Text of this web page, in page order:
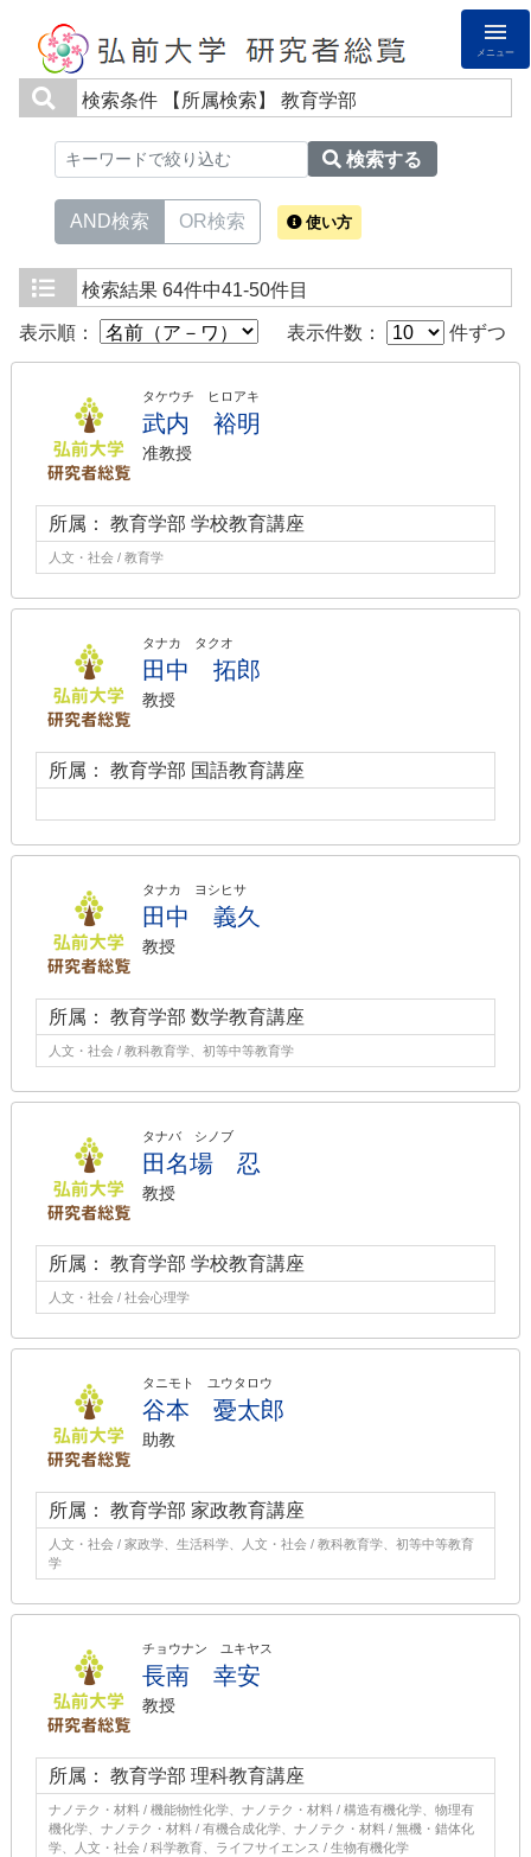
メニュー
検索条件 【所属検索】 教育学部
検索する
AND検索 OR検索 使い方
検索結果 64件中41-50件目
表示順： 表示件数： 件ずつ
タケウチ ヒロアキ
武内 裕明
准教授
所属： 教育学部 学校教育講座
人文・社会 / 教育学
タナカ タクオ
田中 拓郎
教授
所属： 教育学部 国語教育講座
タナカ ヨシヒサ
田中 義久
教授
所属： 教育学部 数学教育講座
人文・社会 / 教科教育学、初等中等教育学
タナバ シノブ
田名場 忍
教授
所属： 教育学部 学校教育講座
人文・社会 / 社会心理学
タニモト ユウタロウ
谷本 憂太郎
助教
所属： 教育学部 家政教育講座
人文・社会 / 家政学、生活科学、人文・社会 / 教科教育学、初等中等教育
学
チョウナン ユキヤス
長南 幸安
教授
所属： 教育学部 理科教育講座
ナノテク・材料 / 機能物性化学、ナノテク・材料 / 構造有機化学、物理有
機化学、ナノテク・材料 / 有機合成化学、ナノテク・材料 / 無機・錯体化
学、人文・社会 / 科学教育、ライフサイエンス / 生物有機化学